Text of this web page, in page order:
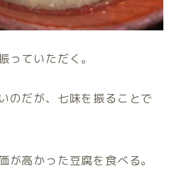
っていただく。
のだが、七味を振ることで
が高かった豆腐を食べる。